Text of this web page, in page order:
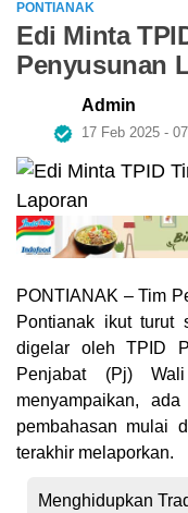
PONTIANAK
Edi Minta
Penyusunan
Admin
17 Feb 2025 -
PONTIANAK – Tim
Pontianak ikut turut
digelar oleh TPID
Penjabat (Pj)
menyampaikan,
pembahasan mulai
terakhir melaporkan.
Menghidupkan